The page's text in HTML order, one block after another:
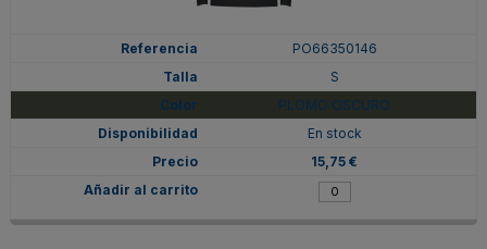
PO66350146
S
PLOMO OSCURO
En stock
15,75 €